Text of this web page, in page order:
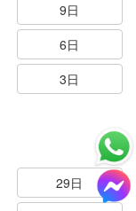
9日
6日
3日
29日